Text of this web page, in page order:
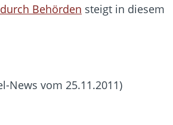
Behörden steigt in diesem
News vom 25.11.2011)